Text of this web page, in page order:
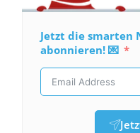
Jetzt die smarten
abonnieren! 💌